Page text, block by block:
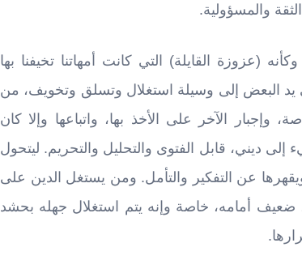
والمسؤولية.
(عزوزة القايلة) التي كانت أمهاتنا تخيفنا بها
يد البعض إلى وسيلة استغلال وتسلق وتخويف، من
وإجبار الآخر على الأخذ بها، واتباعها وإلا كان
ديني، قابل الفتوى والتحليل والتحريم. ليتحول
عن التفكير والتأمل. ومن يستغل الدين على
ضعيف أمامه، خاصة وإنه يتم استغلال جهله بحشد